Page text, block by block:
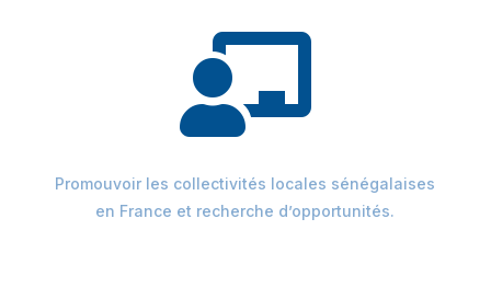

Promouvoir les collectivités locales sénégalaises
en France et recherche d’opportunités.